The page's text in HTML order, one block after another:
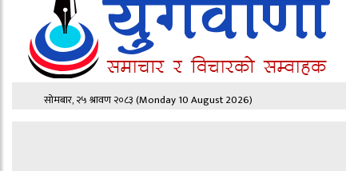
सोमबार, २५ श्रावण २०८३(Monday 10 August 2026)